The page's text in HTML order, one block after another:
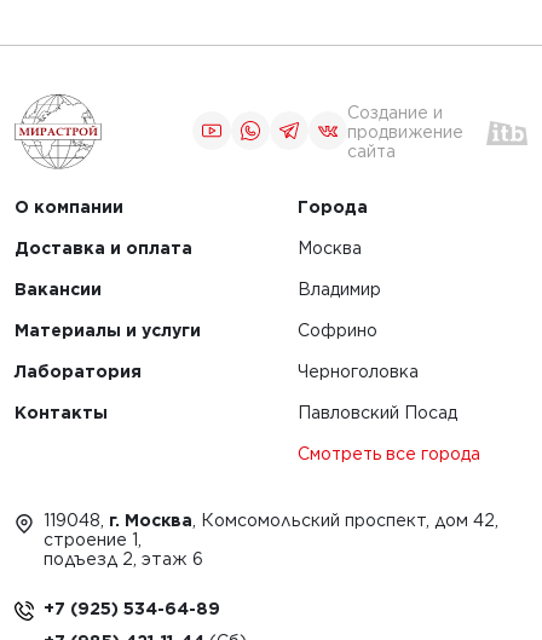
Создание и
продвижение
сайта
О компании
Доставка и оплата
Вакансии
Материалы и услуги
Лаборатория
Контакты
Города
Москва
Владимир
Софрино
Черноголовка
Павловский Посад
Смотреть все города
119048, г. Москва , Комсомольский проспект, дом 42,
строение 1,
подъезд 2, этаж 6
+7 (925) 534-64-89